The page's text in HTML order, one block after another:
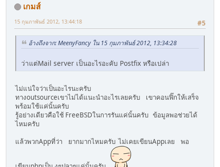
เกมส์
#5
15 กุมภาพันธ์ 2012, 13:44:18
อ้างถึงจาก: MeenyFancy ใน 15 กุมภาพันธ์ 2012, 13:34:28
ว่าแต่Mail server เป็นอะไรอะคับ Postfix หรือเปล่า
ไม่แน่ใจว่าเป็นอะไรนะครับ
ทางoutsourceเขาไม่ได้แนะนำอะไรเลยครับ เขาคอนฟิ๊กให้เสร็จ
พร้อมใช้แค่นั้นครับ
รู้อย่างเดียวคือใช้ FreeBSDในการรันแค่นั้นครับ ข้อมูลพอช่วยได้
ไหมครับ
แล้วพวกAppที่ว่า ยากมากไหมครับ ไม่เคยเขียนAppเลย พอ